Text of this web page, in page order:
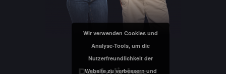
Wir verwenden Cookies und
Analyse-Tools, um die
Nutzerfreundlichkeit der
Website zu verbessern und